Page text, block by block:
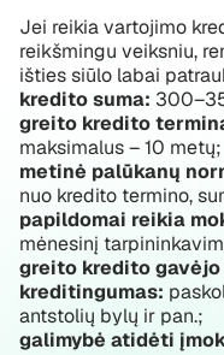
Jei reikia vartojimo
reikšmingu veiksniu,
išties siūlo labai
kredito suma:
greito kredito
maksimalus – 10 metų;
metinė palūkanų
nuo kredito termino,
papildomai reikia
mėnesinį
greito kredito gavėjo
kreditingumas:
antstolių bylų ir pan.;
galimybė atidėti